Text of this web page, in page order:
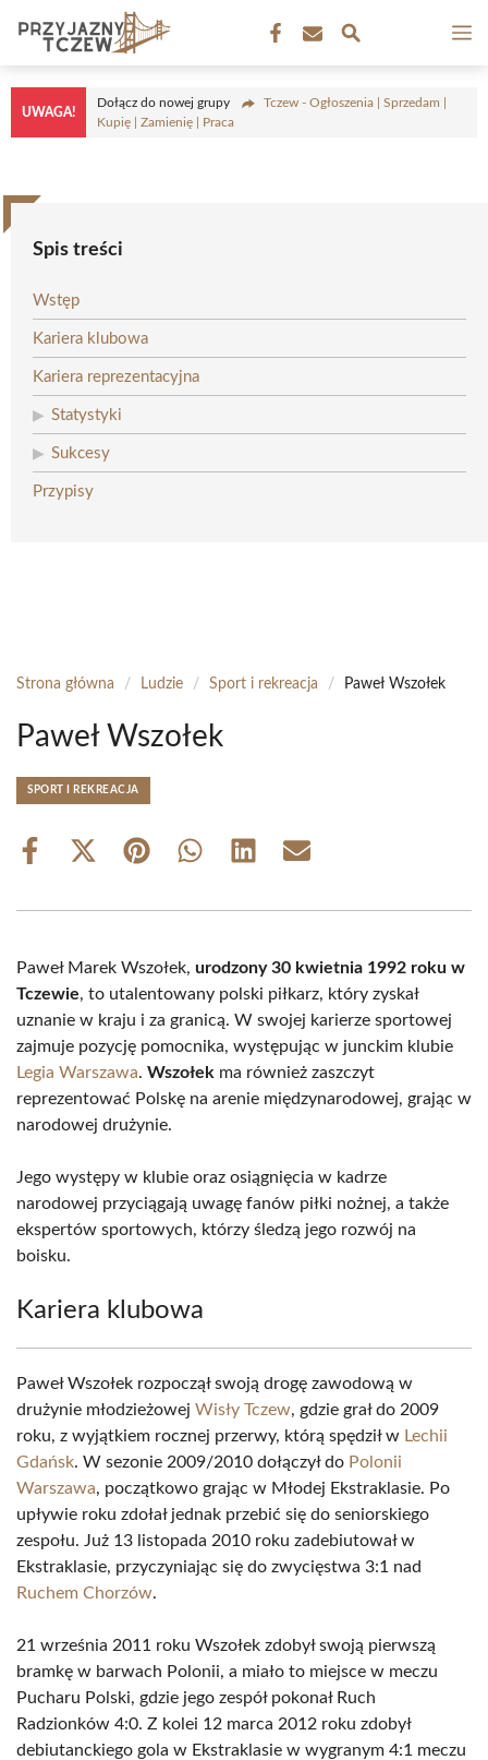
treści
UWAGA!
Dołącz do nowej grupy
Tczew - Ogłoszenia | Sprzedam |
Kupię | Zamienię | Praca
Spis treści
Wstęp
Kariera klubowa
Kariera reprezentacyjna
Statystyki
Sukcesy
Przypisy
Strona główna / Ludzie / Sport i rekreacja / Paweł Wszołek
Paweł Wszołek
SPORT I REKREACJA
Share
Share
(Twitter)
Share Share Share Share
Paweł Marek Wszołek, urodzony 30 kwietnia 1992 roku w
Tczewie, to utalentowany polski piłkarz, który zyskał
uznanie w kraju i za granicą. W swojej karierze sportowej
zajmuje pozycję pomocnika, występując w junckim klubie
Legia Warszawa. Wszołek ma również zaszczyt
reprezentować Polskę na arenie międzynarodowej, grając w
narodowej drużynie.
Jego występy w klubie oraz osiągnięcia w kadrze
narodowej przyciągają uwagę fanów piłki nożnej, a także
ekspertów sportowych, którzy śledzą jego rozwój na
boisku.
Kariera klubowa
Paweł Wszołek rozpoczął swoją drogę zawodową w
drużynie młodzieżowej Wisły Tczew, gdzie grał do 2009
roku, z wyjątkiem rocznej przerwy, którą spędził w Lechii
Gdańsk. W sezonie 2009/2010 dołączył do Polonii
Warszawa, początkowo grając w Młodej Ekstraklasie. Po
upływie roku zdołał jednak przebić się do seniorskiego
zespołu. Już 13 listopada 2010 roku zadebiutował w
Ekstraklasie, przyczyniając się do zwycięstwa 3:1 nad
Ruchem Chorzów.
21 września 2011 roku Wszołek zdobył swoją pierwszą
bramkę w barwach Polonii, a miało to miejsce w meczu
Pucharu Polski, gdzie jego zespół pokonał Ruch
Radzionków 4:0. Z kolei 12 marca 2012 roku zdobył
debiutanckiego gola w Ekstraklasie w wygranym 4:1 meczu